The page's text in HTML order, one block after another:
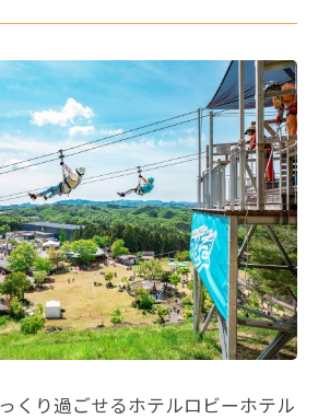
くり過ごせるホテルロビーホテル